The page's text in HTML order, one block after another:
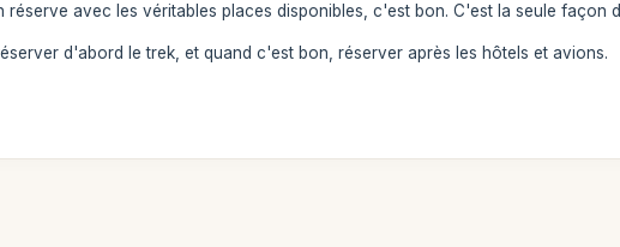
réserve avec les véritables places disponibles, c'est bon. C'est la seule façon
d'abord le trek, et quand c'est bon, réserver après les hôtels et avions.